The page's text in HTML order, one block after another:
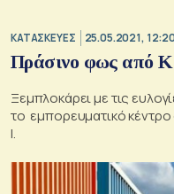
ΚΑΤΑΣΚΕΥΕΣ 25.05.2021,
Πράσινο φως από
Ξεμπλοκάρει με τις
το εμπορευματικό
Ι.